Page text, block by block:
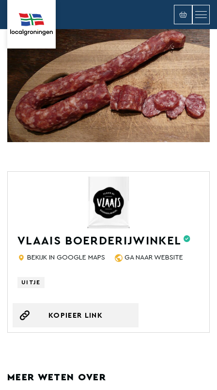
VLAAIS BOERDERIJWINKEL
BEKIJK IN GOOGLE MAPS GA NAAR WEBSITE
UITJE
KOPIEER LINK
MEER WETEN OVER